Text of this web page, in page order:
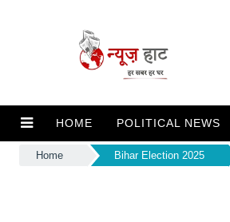
HOME POLITICAL NEWS
Home Bihar Election 2025